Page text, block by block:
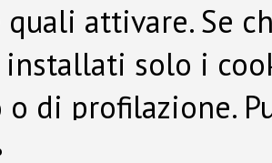
attivare. Se
solo i
di profilazione.
Policy.